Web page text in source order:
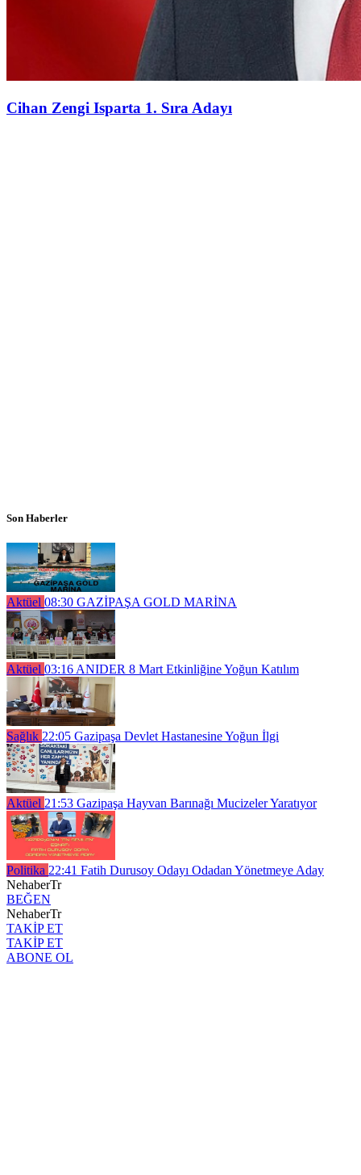
Cihan Zengi Isparta 1. Sıra Adayı
Son Haberler
Aktüel 08:30 GAZİPAŞA GOLD MARİNA
Aktüel 03:16 ANIDER 8 Mart Etkinliğine Yoğun Katılım
Sağlık 22:05 Gazipaşa Devlet Hastanesine Yoğun İlgi
Aktüel 21:53 Gazipaşa Hayvan Barınağı Mucizeler Yaratıyor
Politika 22:41 Fatih Durusoy Odayı Odadan Yönetmeye Aday
NehaberTr
BEĞEN
NehaberTr
TAKİP ET
TAKİP ET
ABONE OL